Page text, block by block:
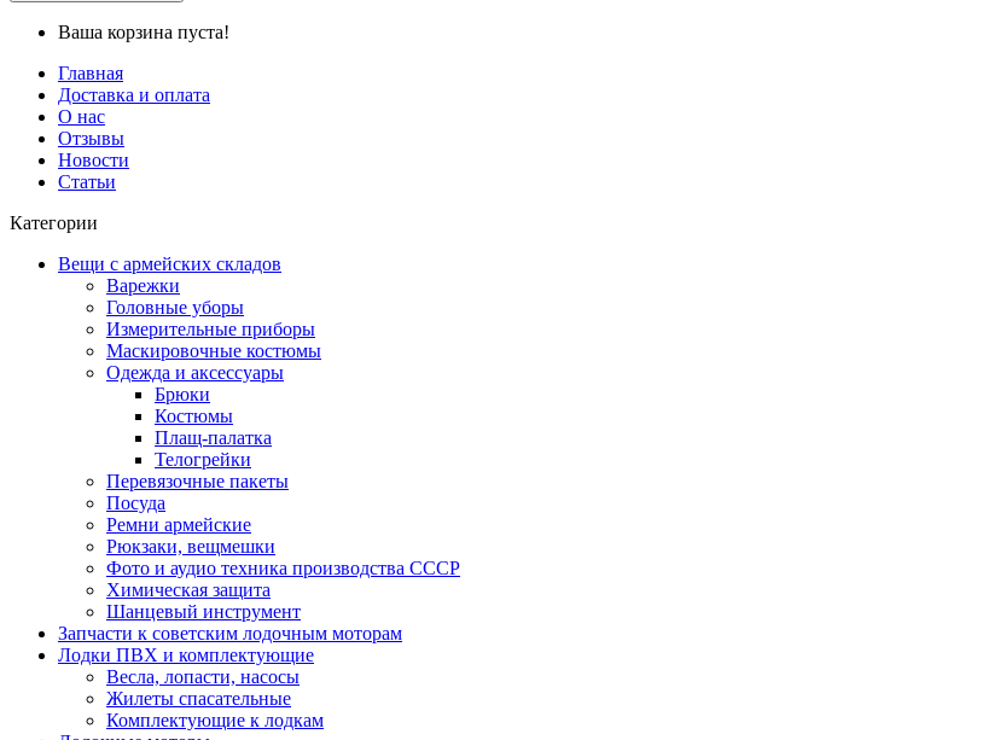
Ваша корзина пуста!
Главная
Доставка и оплата
О нас
Отзывы
Новости
Статьи
Категории
Вещи с армейских складов
Варежки
Головные уборы
Измерительные приборы
Маскировочные костюмы
Одежда и аксессуары
Брюки
Костюмы
Плащ-палатка
Телогрейки
Перевязочные пакеты
Посуда
Ремни армейские
Рюкзаки, вещмешки
Фото и аудио техника производства СССР
Химическая защита
Шанцевый инструмент
Запчасти к советским лодочным моторам
Лодки ПВХ и комплектующие
Весла, лопасти, насосы
Жилеты спасательные
Комплектующие к лодкам